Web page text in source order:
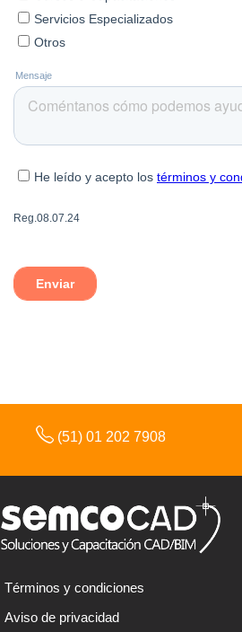
(51) 01 202 7908
Términos y condiciones
Aviso de privacidad